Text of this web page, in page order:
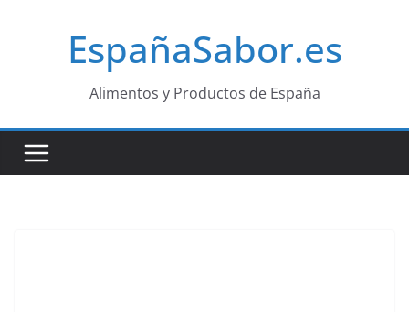
EspañaSabor.es
Alimentos y Productos de España